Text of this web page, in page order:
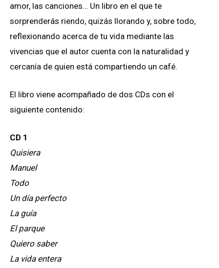
amor, las canciones… Un libro en el que te
sorprenderás riendo, quizás llorando y, sobre todo,
reflexionando acerca de tu vida mediante las
vivencias que el autor cuenta con la naturalidad y
cercanía de quien está compartiendo un café.
El libro viene acompañado de dos CDs con el
siguiente contenido:
CD 1
Quisiera
Manuel
Todo
Un día perfecto
La guía
El parque
Quiero saber
La vida entera